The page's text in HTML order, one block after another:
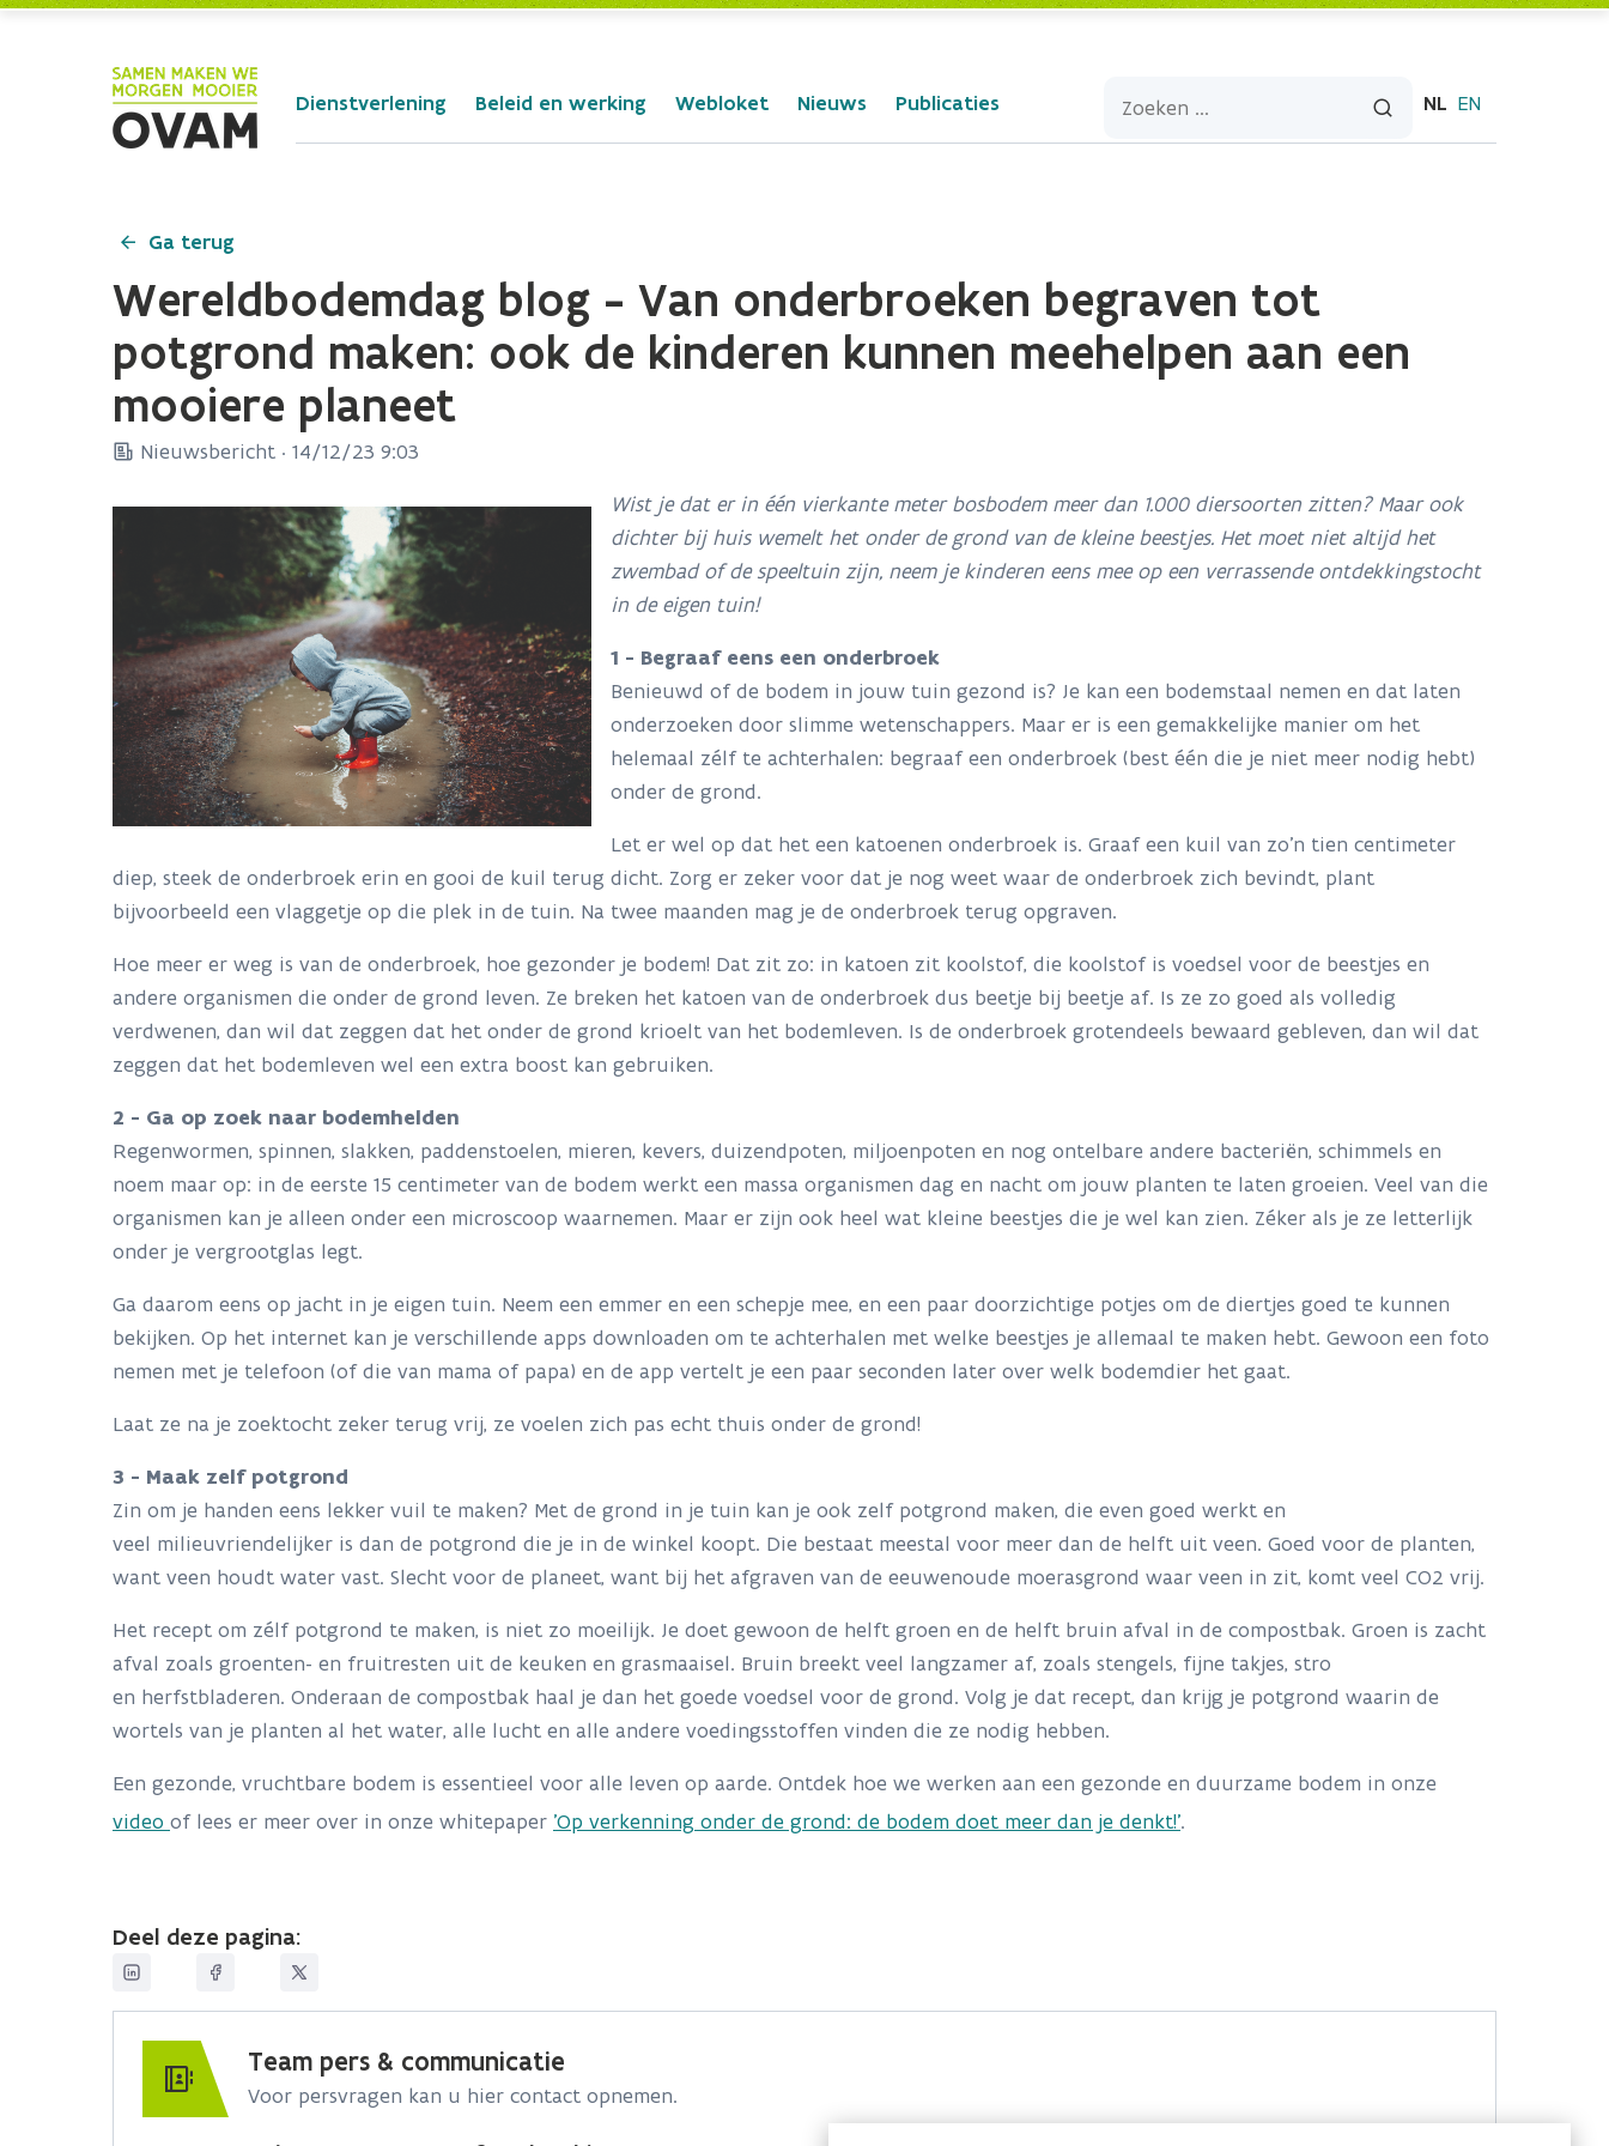
Dienstverlening Beleid en werking Webloket Nieuws Publicaties NL EN
Ga terug
Wereldbodemdag blog - Van onderbroeken begraven tot
potgrond maken: ook de kinderen kunnen meehelpen aan een
mooiere planeet
Nieuwsbericht · 14/12/23 9:03
Wist je dat er in één vierkante meter bosbodem meer dan 1.000 diersoorten zitten? Maar ook
dichter bij huis wemelt het onder de grond van de kleine beestjes. Het moet niet altijd het
zwembad of de speeltuin zijn, neem je kinderen eens mee op een verrassende ontdekkingstocht
in de eigen tuin!
1 - Begraaf eens een onderbroek
Benieuwd of de bodem in jouw tuin gezond is? Je kan een bodemstaal nemen en dat laten
onderzoeken door slimme wetenschappers. Maar er is een gemakkelijke manier om het
helemaal zélf te achterhalen: begraaf een onderbroek (best één die je niet meer nodig hebt)
onder de grond.
Let er wel op dat het een katoenen onderbroek is. Graaf een kuil van zo’n tien centimeter
diep, steek de onderbroek erin en gooi de kuil terug dicht. Zorg er zeker voor dat je nog weet waar de onderbroek zich bevindt, plant
bijvoorbeeld een vlaggetje op die plek in de tuin. Na twee maanden mag je de onderbroek terug opgraven.
Hoe meer er weg is van de onderbroek, hoe gezonder je bodem! Dat zit zo: in katoen zit koolstof, die koolstof is voedsel voor de beestjes en
andere organismen die onder de grond leven. Ze breken het katoen van de onderbroek dus beetje bij beetje af. Is ze zo goed als volledig
verdwenen, dan wil dat zeggen dat het onder de grond krioelt van het bodemleven. Is de onderbroek grotendeels bewaard gebleven, dan wil dat
zeggen dat het bodemleven wel een extra boost kan gebruiken.
2 - Ga op zoek naar bodemhelden
Regenwormen, spinnen, slakken, paddenstoelen, mieren, kevers, duizendpoten, miljoenpoten en nog ontelbare andere bacteriën, schimmels en
noem maar op: in de eerste 15 centimeter van de bodem werkt een massa organismen dag en nacht om jouw planten te laten groeien. Veel van die
organismen kan je alleen onder een microscoop waarnemen. Maar er zijn ook heel wat kleine beestjes die je wel kan zien. Zéker als je ze letterlijk
onder je vergrootglas legt.
Ga daarom eens op jacht in je eigen tuin. Neem een emmer en een schepje mee, en een paar doorzichtige potjes om de diertjes goed te kunnen
bekijken. Op het internet kan je verschillende apps downloaden om te achterhalen met welke beestjes je allemaal te maken hebt. Gewoon een foto
nemen met je telefoon (of die van mama of papa) en de app vertelt je een paar seconden later over welk bodemdier het gaat.
Laat ze na je zoektocht zeker terug vrij, ze voelen zich pas echt thuis onder de grond!
3 - Maak zelf potgrond
Zin om je handen eens lekker vuil te maken? Met de grond in je tuin kan je ook zelf potgrond maken, die even goed werkt en
veel milieuvriendelijker is dan de potgrond die je in de winkel koopt. Die bestaat meestal voor meer dan de helft uit veen. Goed voor de planten,
want veen houdt water vast. Slecht voor de planeet, want bij het afgraven van de eeuwenoude moerasgrond waar veen in zit, komt veel CO2 vrij.
Het recept om zélf potgrond te maken, is niet zo moeilijk. Je doet gewoon de helft groen en de helft bruin afval in de compostbak. Groen is zacht
afval zoals groenten- en fruitresten uit de keuken en grasmaaisel. Bruin breekt veel langzamer af, zoals stengels, fijne takjes, stro
en herfstbladeren. Onderaan de compostbak haal je dan het goede voedsel voor de grond. Volg je dat recept, dan krijg je potgrond waarin de
wortels van je planten al het water, alle lucht en alle andere voedingsstoffen vinden die ze nodig hebben.
Een gezonde, vruchtbare bodem is essentieel voor alle leven op aarde. Ontdek hoe we werken aan een gezonde en duurzame bodem in onze
video of lees er meer over in onze whitepaper 'Op verkenning onder de grond: de bodem doet meer dan je denkt!'.
Deel deze pagina:
Team pers & communicatie
Voor persvragen kan u hier contact opnemen.